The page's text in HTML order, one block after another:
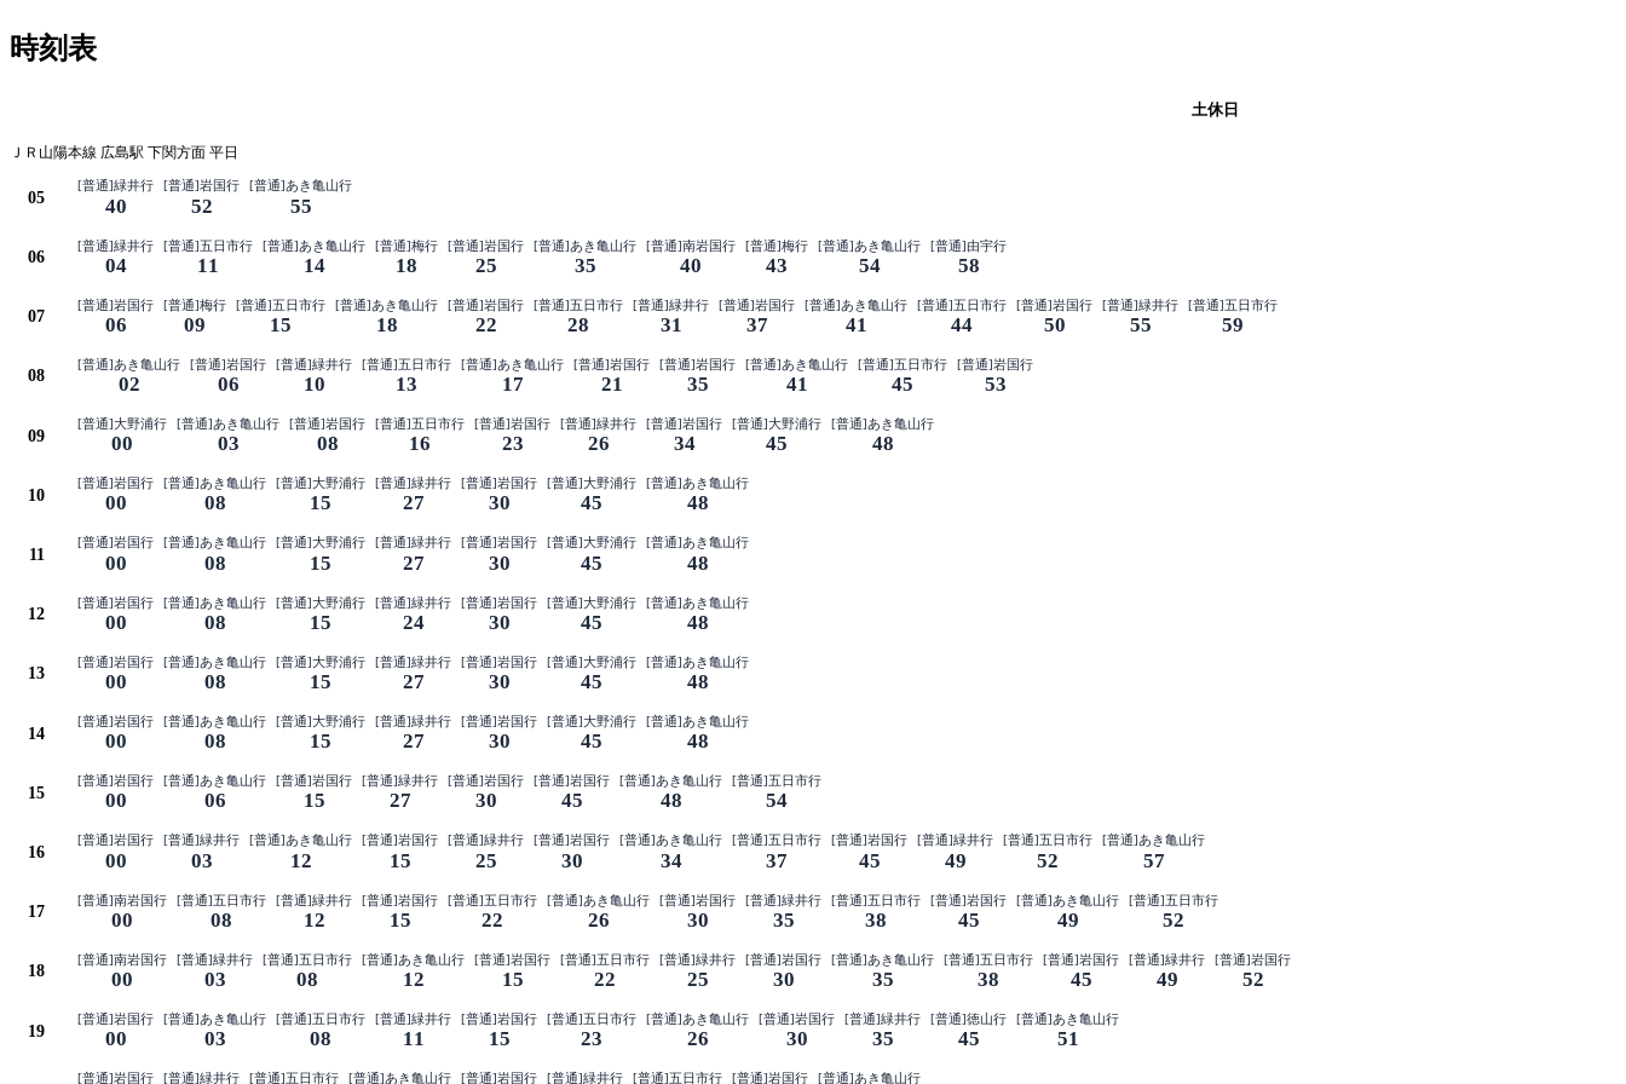
時刻表
土休日
ＪＲ山陽本線 広島駅 下関方面 平日
05
[普通]緑井行
40
[普通]岩国行
52
[普通]あき亀山行
55
06
[普通]緑井行
04
[普通]五日市行
11
[普通]あき亀山行
14
[普通]梅行
18
[普通]岩国行
25
[普通]あき亀山行
35
[普通]南岩国行
40
[普通]梅行
43
[普通]あき亀山行
54
[普通]由宇行
58
07
[普通]岩国行
06
[普通]梅行
09
[普通]五日市行
15
[普通]あき亀山行
18
[普通]岩国行
22
[普通]五日市行
28
[普通]緑井行
31
[普通]岩国行
37
[普通]あき亀山行
41
[普通]五日市行
44
[普通]岩国行
50
[普通]緑井行
55
[普通]五日市行
59
08
[普通]あき亀山行
02
[普通]岩国行
06
[普通]緑井行
10
[普通]五日市行
13
[普通]あき亀山行
17
[普通]岩国行
21
[普通]岩国行
35
[普通]あき亀山行
41
[普通]五日市行
45
[普通]岩国行
53
09
[普通]大野浦行
00
[普通]あき亀山行
03
[普通]岩国行
08
[普通]五日市行
16
[普通]岩国行
23
[普通]緑井行
26
[普通]岩国行
34
[普通]大野浦行
45
[普通]あき亀山行
48
10
[普通]岩国行
00
[普通]あき亀山行
08
[普通]大野浦行
15
[普通]緑井行
27
[普通]岩国行
30
[普通]大野浦行
45
[普通]あき亀山行
48
11
[普通]岩国行
00
[普通]あき亀山行
08
[普通]大野浦行
15
[普通]緑井行
27
[普通]岩国行
30
[普通]大野浦行
45
[普通]あき亀山行
48
12
[普通]岩国行
00
[普通]あき亀山行
08
[普通]大野浦行
15
[普通]緑井行
24
[普通]岩国行
30
[普通]大野浦行
45
[普通]あき亀山行
48
13
[普通]岩国行
00
[普通]あき亀山行
08
[普通]大野浦行
15
[普通]緑井行
27
[普通]岩国行
30
[普通]大野浦行
45
[普通]あき亀山行
48
14
[普通]岩国行
00
[普通]あき亀山行
08
[普通]大野浦行
15
[普通]緑井行
27
[普通]岩国行
30
[普通]大野浦行
45
[普通]あき亀山行
48
15
[普通]岩国行
00
[普通]あき亀山行
06
[普通]岩国行
15
[普通]緑井行
27
[普通]岩国行
30
[普通]岩国行
45
[普通]あき亀山行
48
[普通]五日市行
54
16
[普通]岩国行
00
[普通]緑井行
03
[普通]あき亀山行
12
[普通]岩国行
15
[普通]緑井行
25
[普通]岩国行
30
[普通]あき亀山行
34
[普通]五日市行
37
[普通]岩国行
45
[普通]緑井行
49
[普通]五日市行
52
[普通]あき亀山行
57
17
[普通]南岩国行
00
[普通]五日市行
08
[普通]緑井行
12
[普通]岩国行
15
[普通]五日市行
22
[普通]あき亀山行
26
[普通]岩国行
30
[普通]緑井行
35
[普通]五日市行
38
[普通]岩国行
45
[普通]あき亀山行
49
[普通]五日市行
52
18
[普通]南岩国行
00
[普通]緑井行
03
[普通]五日市行
08
[普通]あき亀山行
12
[普通]岩国行
15
[普通]五日市行
22
[普通]緑井行
25
[普通]岩国行
30
[普通]あき亀山行
35
[普通]五日市行
38
[普通]岩国行
45
[普通]緑井行
49
[普通]岩国行
52
19
[普通]岩国行
00
[普通]あき亀山行
03
[普通]五日市行
08
[普通]緑井行
11
[普通]岩国行
15
[普通]五日市行
23
[普通]あき亀山行
26
[普通]岩国行
30
[普通]緑井行
35
[普通]徳山行
45
[普通]あき亀山行
51
[普通]岩国行 [普通]緑井行 [普通]五日市行 [普通]あき亀山行 [普通]岩国行 [普通]緑井行 [普通]五日市行 [普通]岩国行 [普通]あき亀山行